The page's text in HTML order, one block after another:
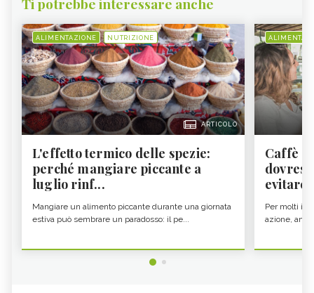
ALIMENTAZIONE NUTRIZIONE
ARTICOLO
L'effetto termico delle spezie:
perché mangiare piccante a
luglio rinf...
Mangiare un alimento piccante durante una giornata
estiva può sembrare un paradosso: il pe...
Caffè
evitare
Per molti il
azione,